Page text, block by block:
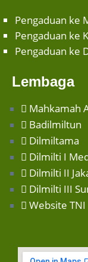
Pengaduan ke
Pengaduan ke
Pengaduan ke
Lembaga
Mahkamah
Badilmiltun
Dilmiltama
Dilmilti I
Dilmilti II
Dilmilti III
Website TNI